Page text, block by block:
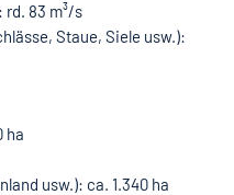
83 m³/s
Staue, Siele usw.):
ha
usw.): ca. 1.340 ha